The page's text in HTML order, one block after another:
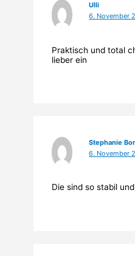
Ulli
6. November
Praktisch und total
lieber ein
Stephanie
6. November
Die sind so stabil